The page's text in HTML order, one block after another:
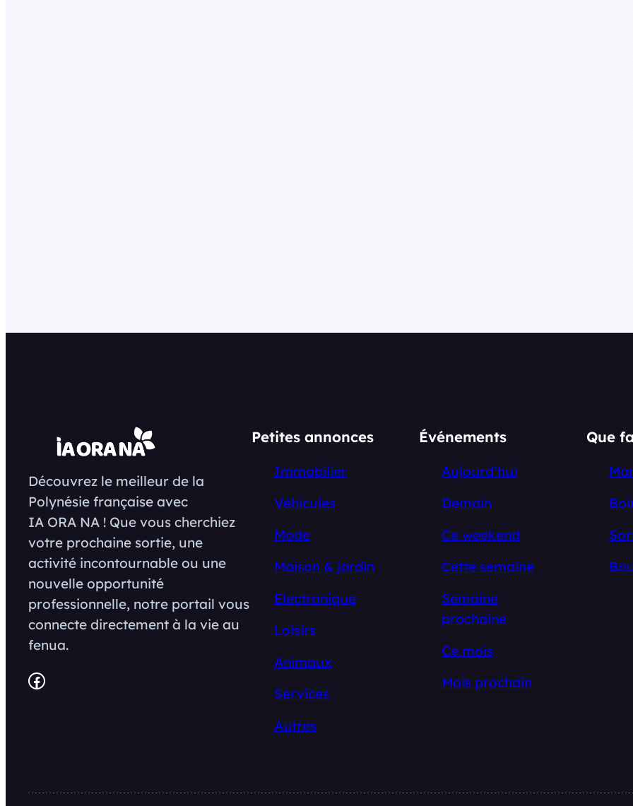
Découvrez le meilleur de la
Polynésie française avec
IA ORA NA ! Que vous cherchiez
votre prochaine sortie, une
activité incontournable ou une
nouvelle opportunité
professionnelle, notre portail vous
connecte directement à la vie au
fenua.
Facebook
Petites annonces
Immobilier
Véhicules
Mode
Maison & jardin
Electronique
Loisirs
Animaux
Services
Autres
Événements
Aujourd’hui
Demain
Ce weekend
Cette semaine
Semaine
prochaine
Ce mois
Mois prochain
Que